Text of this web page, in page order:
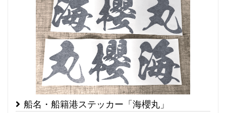
船名・船籍港ステッカー「海櫻丸」